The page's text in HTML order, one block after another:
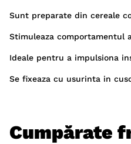
Sunt preparate din cereale
Stimuleaza
Ideale pentru a impulsiona
Se fixeaza cu usurinta in
Cumpărate